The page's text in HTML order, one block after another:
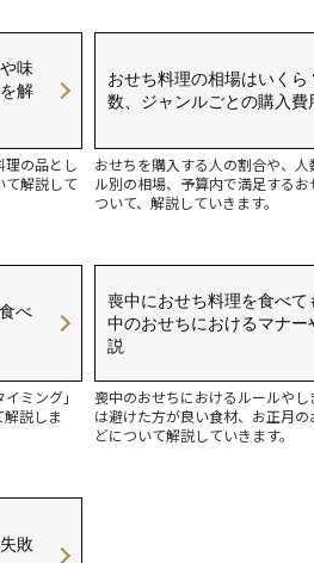
味
解
理の品とし
て解説して
おせち料理の相場はいくら
数、ジャンルごとの購入費
おせちを購入する人の割合や、
ル別の相場、予算内で満足する
ついて、解説していきます。
べ
ミング」
解説しま
喪中におせち料理を食べて
中のおせちにおけるマナー
説
喪中のおせちにおけるルールや
は避けた方が良い食材、お正月
どについて解説していきます。
敗